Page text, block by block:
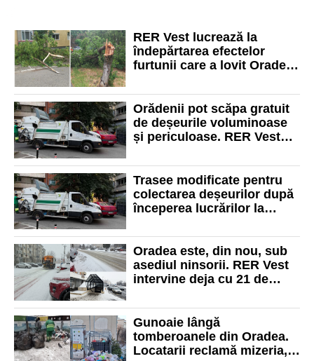
RER Vest lucrează la
îndepărtarea efectelor
furtunii care a lovit Oradea.
șapte străzi
Orădenii pot scăpa gratuit
de deșeurile voluminoase
și periculoase. RER Vest
campanie
Trasee modificate pentru
colectarea deșeurilor după
începerea lucrărilor la
zona Magheru-Republicii
Oradea este, din nou, sub
asediul ninsorii. RER Vest
intervine deja cu 21 de
străzilor
Gunoaie lângă
tomberoanele din Oradea.
Locatarii reclamă mizeria,